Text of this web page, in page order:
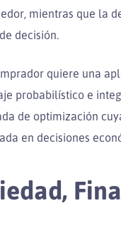
mientras que la
decisión.
quiere una
probabilístico e
de optimización
en decisiones